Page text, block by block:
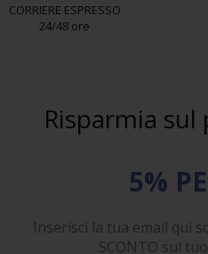
CORRIERE ESPRESSO
24/48 ore
Risparmia
5%
Inserisci la tua email qui
SCONTO sul